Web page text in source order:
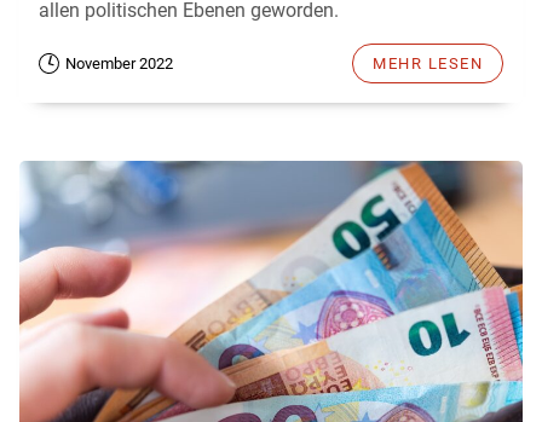
allen politischen Ebenen geworden.
November 2022 MEHR LESEN